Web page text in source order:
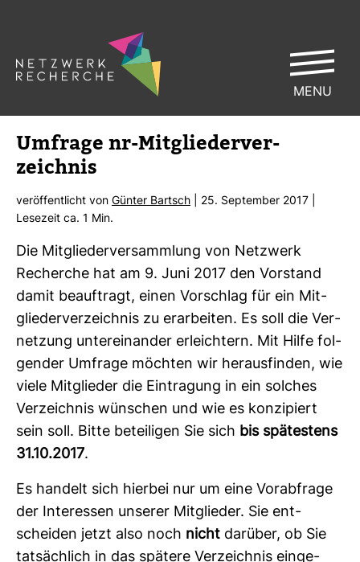
Umfrage nr-​Mit­glie­der­ver­
zeichnis
ver­öf­fent­licht von Günter Bartsch | 25. Sep­tember 2017 |
Lese­zeit ca. 1 Min.
Die Mit­glie­der­ver­samm­lung von Netz­werk
Recherche hat am 9. Juni 2017 den Vor­stand
damit beauf­tragt, einen Vor­schlag für ein Mit­
glie­der­ver­zeichnis zu erar­beiten. Es soll die Ver­
net­zung unter­ein­ander erleich­tern. Mit Hilfe fol­
gender Umfrage möchten wir her­aus­finden, wie
viele Mit­glieder die Ein­tra­gung in ein sol­ches
Ver­zeichnis wün­schen und wie es kon­zi­piert
sein soll. Bitte betei­ligen Sie sich bis spä­tes­tens
31.10.2017.
Es han­delt sich hierbei nur um eine Vor­ab­frage
der Inter­essen unserer Mit­glieder. Sie ent­
scheiden jetzt also noch nicht dar­über, ob Sie
tat­säch­lich in das spä­tere Ver­zeichnis ein­ge­
MENU